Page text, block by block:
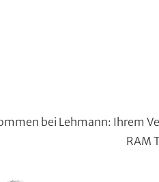
bei Lehmann: Ihrem
RAM